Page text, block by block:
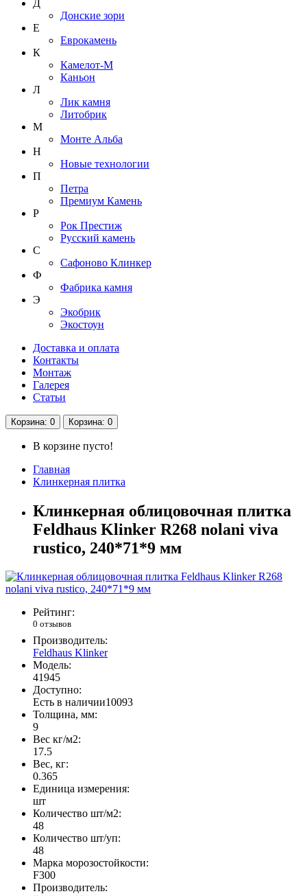
Д
Донские зори
Е
Еврокамень
К
Камелот-М
Каньон
Л
Лик камня
Литобрик
М
Монте Альба
Н
Новые технологии
П
Петра
Премиум Камень
Р
Рок Престиж
Русский камень
С
Сафоново Клинкер
Ф
Фабрика камня
Э
Экобрик
Экостоун
Доставка и оплата
Контакты
Монтаж
Галерея
Статьи
Корзина: 0 Корзина: 0
В корзине пусто!
Главная
Клинкерная плитка
Клинкерная облицовочная плитка
Feldhaus Klinker R268 nolani viva
rustico, 240*71*9 мм
Рейтинг:
0 отзывов
Производитель:
Feldhaus Klinker
Модель:
41945
Доступно:
Есть в наличии10093
Толщина, мм:
9
Вес кг/м2:
17.5
Вес, кг:
0.365
Единица измерения:
шт
Количество шт/м2:
48
Количество шт/уп:
48
Марка морозостойкости:
F300
Производитель: